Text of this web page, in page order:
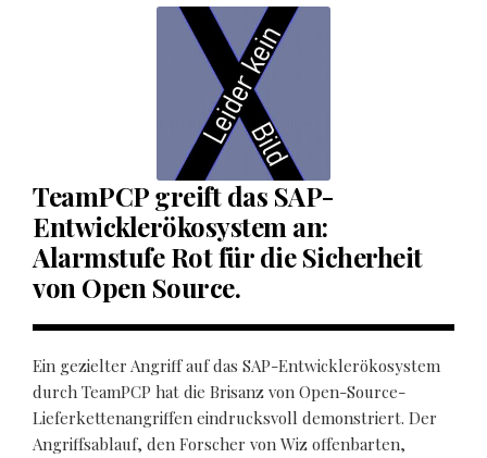
TeamPCP greift das SAP-
Entwicklerökosystem an:
Alarmstufe Rot für die Sicherheit
von Open Source.
Ein gezielter Angriff auf das SAP-Entwicklerökosystem
durch TeamPCP hat die Brisanz von Open-Source-
Lieferkettenangriffen eindrucksvoll demonstriert. Der
Angriffsablauf, den Forscher von Wiz offenbarten,